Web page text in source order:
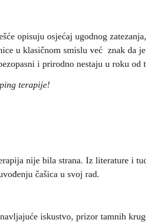
opisuju osjećaj ugodnog
u klasičnom smislu već znak da
i prirodno nestaju u roku od
terapije!
nije bila strana. Iz literature i
čašica u svoj rad.
iskustvo, prizor tamnih